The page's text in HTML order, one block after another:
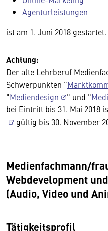
Agenturleistungen
ist am 1. Juni 2018 gestartet.
Achtung:
Der alte Lehrberuf
Schwerpunkten "
"Mediendesign " und "
bei Eintritt bis 31. Mai 2018
gültig bis 30. November
Medienfachmann/
Webdevelopment
(Audio, Video und
Tätigkeitsprofil